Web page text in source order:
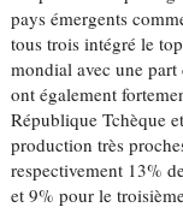
pays émergents
tous trois intégré le
mondial avec une
ont également
République Tchèque
production très
respectivement 13%
et 9% pour le